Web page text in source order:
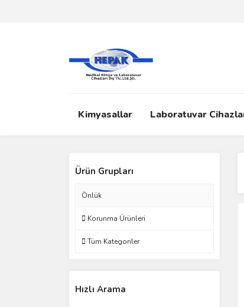
Kimyasallar Laboratuvar
Ürün Grupları
Önlük
Korunma Ürünleri
Tüm Kategoriler
Hızlı Arama